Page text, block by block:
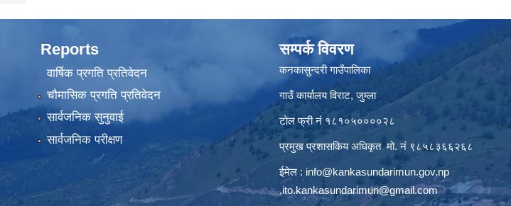
Reports
वार्षिक प्रगति प्रतिवेदन
चौमासिक प्रगति प्रतिवेदन
सार्वजनिक सुनुवाई
सार्वजनिक परीक्षण
सम्पर्क विवरण
कनकासुन्दरी गाउँपालिका
गाउँ कार्यालय विराट, जुम्ला
टोल फ्री नं १८१०५००००२८
प्रमुख प्रशासकिय अधिकृत मो. नं ९८५८३६६२६८
ईमेल : info@kankasundarimun.gov.np
,ito.kankasundarimun@gmail.com